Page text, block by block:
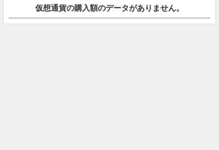
仮想通貨の購入額のデータがありません。